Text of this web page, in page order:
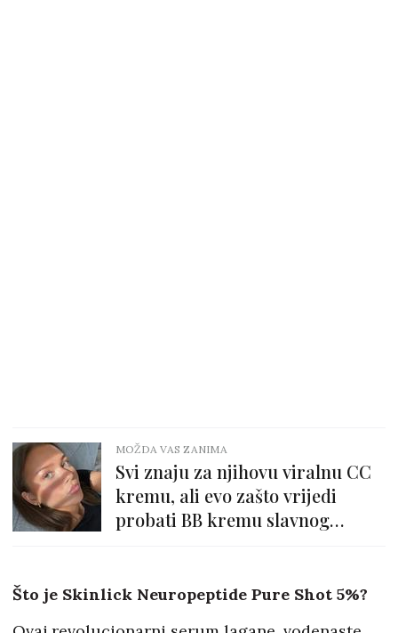
MOŽDA VAS ZANIMA
Svi znaju za njihovu viralnu CC
kremu, ali evo zašto vrijedi
probati BB kremu slavnog
Što je Skinlick Neuropeptide Pure Shot 5%?